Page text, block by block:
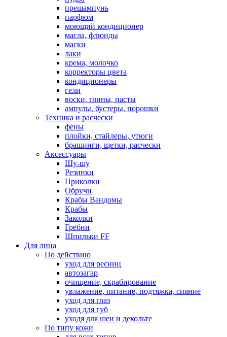
прешампунь
парфюм
моющий кондиционер
масла, флюиды
маски
лаки
крема, молочко
корректоры цвета
кондиционеры
гели
воски, глины, пасты
ампулы, бустеры, порошки
Техника и расчески
фены
плойки, стайлеры, утюги
брашинги, щетки, расчески
Аксессуары
Шу-шу
Резинки
Приколки
Обручи
Крабы Вандомы
Крабы
Заколки
Гребни
Шпильки FF
Для лица
По действию
уход для ресниц
автозагар
очищение, скрабирование
увлажение, питание, подтяжка, сияние
уход для глаз
уход для губ
уходя для шеи и декольте
По типу кожи